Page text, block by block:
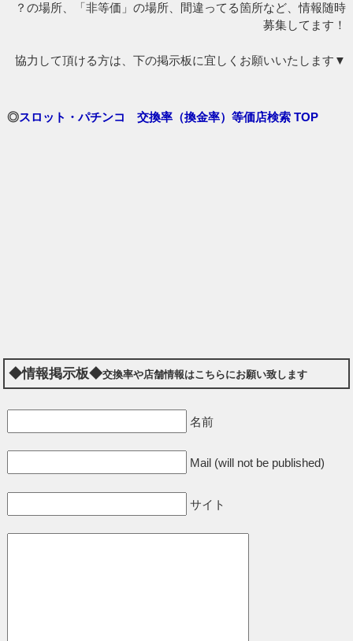
？の場所、「非等価」の場所、間違ってる箇所など、情報随時
募集してます！
協力して頂ける方は、下の掲示板に宜しくお願いいたします▼
◎スロット・パチンコ 交換率（換金率）等価店検索 TOP
◆情報掲示板◆交換率や店舗情報はこちらにお願い致します
名前
Mail (will not be published)
サイト